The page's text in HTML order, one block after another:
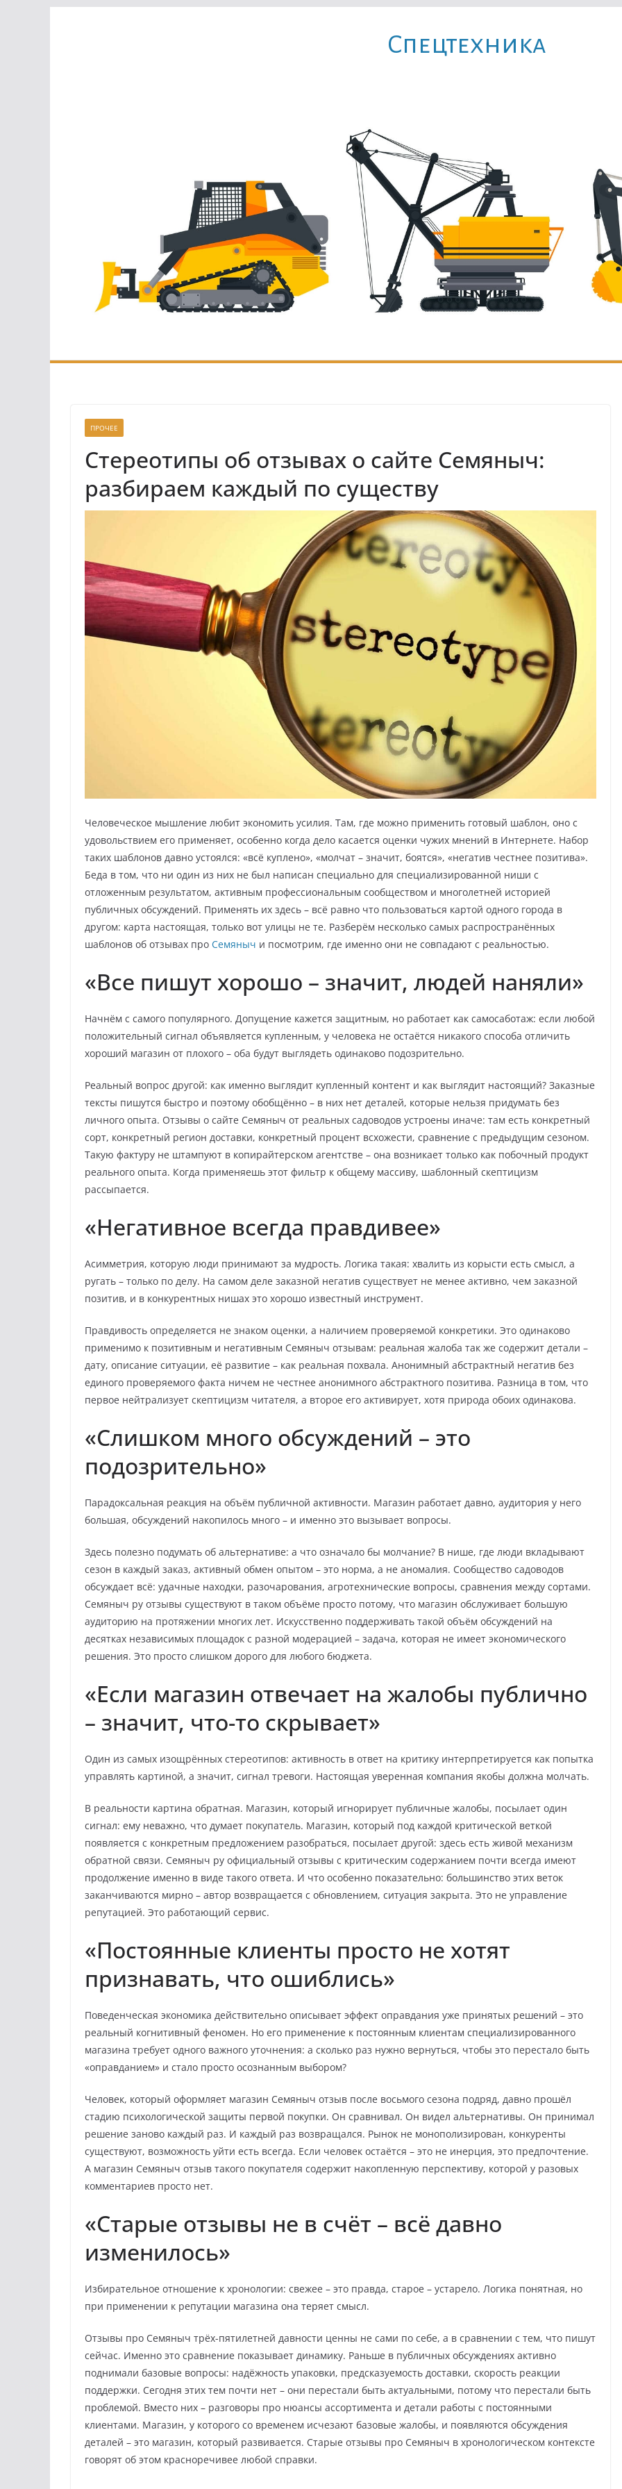
Cпецтехника
ПРОЧЕЕ
Стереотипы об отзывах о сайте Семяныч:
разбираем каждый по существу
Человеческое мышление любит экономить усилия. Там, где можно применить готовый шаблон, оно с
удовольствием его применяет, особенно когда дело касается оценки чужих мнений в Интернете. Набор
таких шаблонов давно устоялся: «всё куплено», «молчат – значит, боятся», «негатив честнее позитива».
Беда в том, что ни один из них не был написан специально для специализированной ниши с
отложенным результатом, активным профессиональным сообществом и многолетней историей
публичных обсуждений. Применять их здесь – всё равно что пользоваться картой одного города в
другом: карта настоящая, только вот улицы не те. Разберём несколько самых распространённых
шаблонов об отзывах про Семяныч и посмотрим, где именно они не совпадают с реальностью.
«Все пишут хорошо – значит, людей наняли»
Начнём с самого популярного. Допущение кажется защитным, но работает как самосаботаж: если любой
положительный сигнал объявляется купленным, у человека не остаётся никакого способа отличить
хороший магазин от плохого – оба будут выглядеть одинаково подозрительно.
Реальный вопрос другой: как именно выглядит купленный контент и как выглядит настоящий? Заказные
тексты пишутся быстро и поэтому обобщённо – в них нет деталей, которые нельзя придумать без
личного опыта. Отзывы о сайте Семяныч от реальных садоводов устроены иначе: там есть конкретный
сорт, конкретный регион доставки, конкретный процент всхожести, сравнение с предыдущим сезоном.
Такую фактуру не штампуют в копирайтерском агентстве – она возникает только как побочный продукт
реального опыта. Когда применяешь этот фильтр к общему массиву, шаблонный скептицизм
рассыпается.
«Негативное всегда правдивее»
Асимметрия, которую люди принимают за мудрость. Логика такая: хвалить из корысти есть смысл, а
ругать – только по делу. На самом деле заказной негатив существует не менее активно, чем заказной
позитив, и в конкурентных нишах это хорошо известный инструмент.
Правдивость определяется не знаком оценки, а наличием проверяемой конкретики. Это одинаково
применимо к позитивным и негативным Семяныч отзывам: реальная жалоба так же содержит детали –
дату, описание ситуации, её развитие – как реальная похвала. Анонимный абстрактный негатив без
единого проверяемого факта ничем не честнее анонимного абстрактного позитива. Разница в том, что
первое нейтрализует скептицизм читателя, а второе его активирует, хотя природа обоих одинакова.
«Слишком много обсуждений – это
подозрительно»
Парадоксальная реакция на объём публичной активности. Магазин работает давно, аудитория у него
большая, обсуждений накопилось много – и именно это вызывает вопросы.
Здесь полезно подумать об альтернативе: а что означало бы молчание? В нише, где люди вкладывают
сезон в каждый заказ, активный обмен опытом – это норма, а не аномалия. Сообщество садоводов
обсуждает всё: удачные находки, разочарования, агротехнические вопросы, сравнения между сортами.
Семяныч ру отзывы существуют в таком объёме просто потому, что магазин обслуживает большую
аудиторию на протяжении многих лет. Искусственно поддерживать такой объём обсуждений на
десятках независимых площадок с разной модерацией – задача, которая не имеет экономического
решения. Это просто слишком дорого для любого бюджета.
«Если магазин отвечает на жалобы публично
– значит, что-то скрывает»
Один из самых изощрённых стереотипов: активность в ответ на критику интерпретируется как попытка
управлять картиной, а значит, сигнал тревоги. Настоящая уверенная компания якобы должна молчать.
В реальности картина обратная. Магазин, который игнорирует публичные жалобы, посылает один
сигнал: ему неважно, что думает покупатель. Магазин, который под каждой критической веткой
появляется с конкретным предложением разобраться, посылает другой: здесь есть живой механизм
обратной связи. Семяныч ру официальный отзывы с критическим содержанием почти всегда имеют
продолжение именно в виде такого ответа. И что особенно показательно: большинство этих веток
заканчиваются мирно – автор возвращается с обновлением, ситуация закрыта. Это не управление
репутацией. Это работающий сервис.
«Постоянные клиенты просто не хотят
признавать, что ошиблись»
Поведенческая экономика действительно описывает эффект оправдания уже принятых решений – это
реальный когнитивный феномен. Но его применение к постоянным клиентам специализированного
магазина требует одного важного уточнения: а сколько раз нужно вернуться, чтобы это перестало быть
«оправданием» и стало просто осознанным выбором?
Человек, который оформляет магазин Семяныч отзыв после восьмого сезона подряд, давно прошёл
стадию психологической защиты первой покупки. Он сравнивал. Он видел альтернативы. Он принимал
решение заново каждый раз. И каждый раз возвращался. Рынок не монополизирован, конкуренты
существуют, возможность уйти есть всегда. Если человек остаётся – это не инерция, это предпочтение.
А магазин Семяныч отзыв такого покупателя содержит накопленную перспективу, которой у разовых
комментариев просто нет.
«Старые отзывы не в счёт – всё давно
изменилось»
Избирательное отношение к хронологии: свежее – это правда, старое – устарело. Логика понятная, но
при применении к репутации магазина она теряет смысл.
Отзывы про Семяныч трёх-пятилетней давности ценны не сами по себе, а в сравнении с тем, что пишут
сейчас. Именно это сравнение показывает динамику. Раньше в публичных обсуждениях активно
поднимали базовые вопросы: надёжность упаковки, предсказуемость доставки, скорость реакции
поддержки. Сегодня этих тем почти нет – они перестали быть актуальными, потому что перестали быть
проблемой. Вместо них – разговоры про нюансы ассортимента и детали работы с постоянными
клиентами. Магазин, у которого со временем исчезают базовые жалобы, и появляются обсуждения
деталей – это магазин, который развивается. Старые отзывы про Семяныч в хронологическом контексте
говорят об этом красноречивее любой справки.